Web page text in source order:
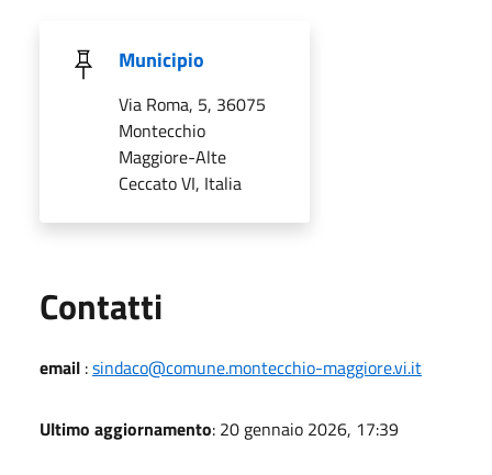
Municipio
Via Roma, 5, 36075
Montecchio
Maggiore-Alte
Ceccato VI, Italia
Contatti
email :sindaco@comune.montecchio-maggiore.vi.it
Ultimo aggiornamento: 20 gennaio 2026, 17:39